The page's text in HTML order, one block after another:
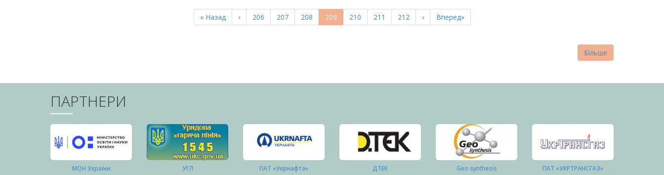
Перша
сторінка
« Назад
Попередня
сторінка
‹ Page
206 Page
207 Page
208
Поточна
сторінка
209 Page
210 Page
211 Page
212
Наступна
сторінка
›
Остання
сторінка
Вперед»
Більше
ПАРТНЕРИ
МОН України УГЛ ПАТ «Укрнафта» ДТЕК Geo synthesis ПАТ «УКРТРАНСГАЗ»